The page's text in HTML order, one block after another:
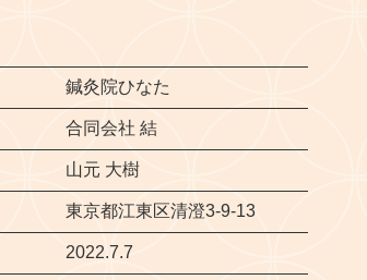
鍼灸院ひなた
合同会社 結
山元 大樹
東京都江東区清澄3-9-13
2022.7.7